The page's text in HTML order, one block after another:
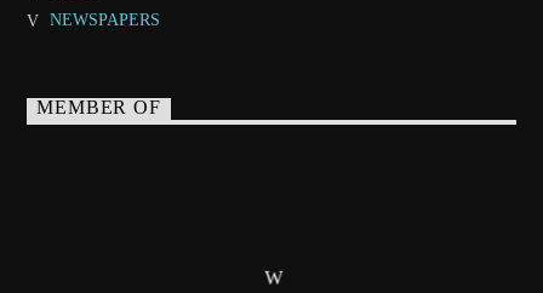
NEWSPAPERS
MEMBER OF